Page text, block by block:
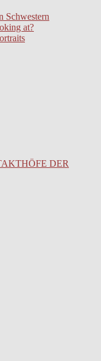
Schwestern
at?
DER